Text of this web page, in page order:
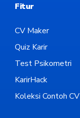
Fitur
CV Maker
Quiz Karir
Test Psikometri
KarirHack
Koleksi Contoh CV